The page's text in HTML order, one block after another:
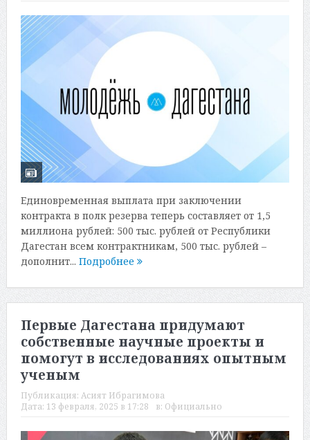
Единовременная выплата при заключении
контракта в полк резерва теперь составляет от 1,5
миллиона рублей: 500 тыс. рублей от Республики
Дагестан всем контрактникам, 500 тыс. рублей –
дополнит... Подробнее
Первые Дагестана придумают
собственные научные проекты и
помогут в исследованиях опытным
ученым
Публикация: Асият Ибрагимова
Дата: 13 февраля, 2025 в 17:28 в: Официально